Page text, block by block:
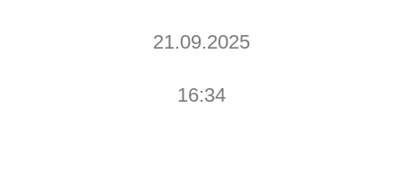
21.09.2025
16:34